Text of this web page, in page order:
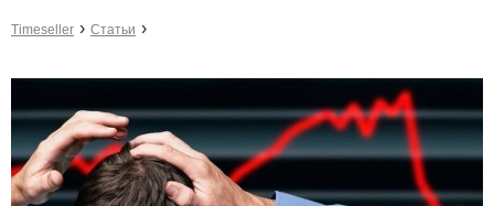
Timeseller Статьи